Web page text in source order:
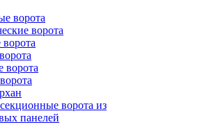
ворота
ворота
ворота
ворота из
панелей